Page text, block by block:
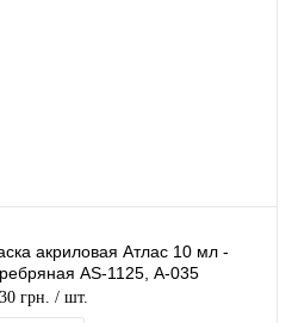
акриловая Атлас 10 мл -
AS-1125, А-035
грн. / шт.